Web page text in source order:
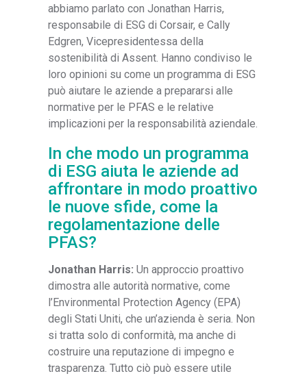
abbiamo parlato con Jonathan Harris,
responsabile di ESG di Corsair, e Cally
Edgren, Vicepresidentessa della
sostenibilità di Assent. Hanno condiviso le
loro opinioni su come un programma di ESG
può aiutare le aziende a prepararsi alle
normative per le PFAS e le relative
implicazioni per la responsabilità aziendale.
In che modo un programma
di ESG aiuta le aziende ad
affrontare in modo proattivo
le nuove sfide, come la
regolamentazione delle
PFAS?
Jonathan Harris:Un approccio proattivo
dimostra alle autorità normative, come
l’Environmental Protection Agency (EPA)
degli Stati Uniti, che un’azienda è seria. Non
si tratta solo di conformità, ma anche di
costruire una reputazione di impegno e
trasparenza. Tutto ciò può essere utile